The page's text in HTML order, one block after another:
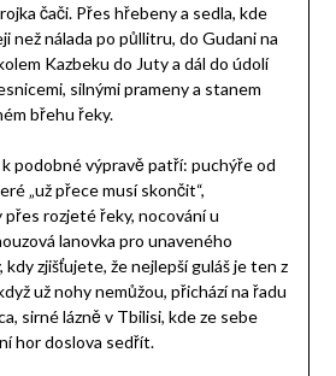
čači. Přes hřebeny a sedla, kde
než nálada po půllitru, do Gudani na
Kazbeku do Juty a dál do údolí
silnými prameny a stanem
břehu řeky.
podobné výpravě patří: puchýře od
„už přece musí skončit“,
rozjeté řeky, nocování u
lanovka pro unaveného
kdy zjišťujete, že nejlepší guláš je ten z
už nohy nemůžou, přichází na řadu
sirné lázně v Tbilisi, kde ze sebe
hor doslova sedřít.